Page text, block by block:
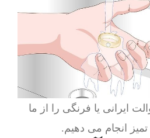
ایرانی یا فرنگی را از ما
تمیز انجام می دهیم.